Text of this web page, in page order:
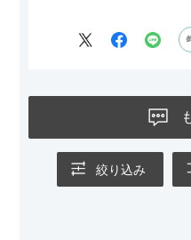
なので星4つにします
絞り込み